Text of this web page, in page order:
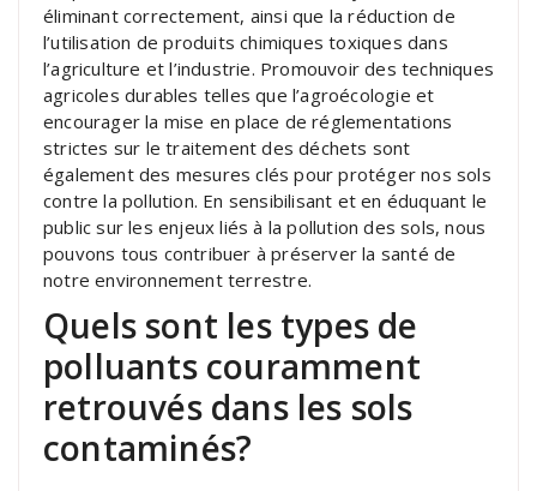
éliminant correctement, ainsi que la réduction de
l’utilisation de produits chimiques toxiques dans
l’agriculture et l’industrie. Promouvoir des techniques
agricoles durables telles que l’agroécologie et
encourager la mise en place de réglementations
strictes sur le traitement des déchets sont
également des mesures clés pour protéger nos sols
contre la pollution. En sensibilisant et en éduquant le
public sur les enjeux liés à la pollution des sols, nous
pouvons tous contribuer à préserver la santé de
notre environnement terrestre.
Quels sont les types de
polluants couramment
retrouvés dans les sols
contaminés?